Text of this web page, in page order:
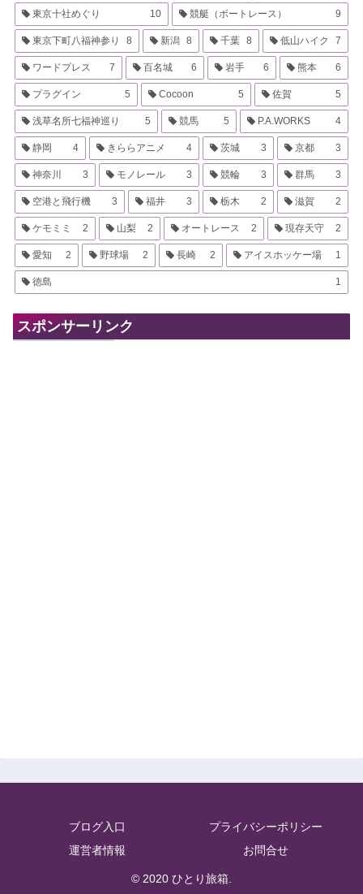
東京十社めぐり 10 競艇（ボートレース） 9
東京下町八福神参り 8 新潟 8 千葉 8 低山ハイク 7
ワードプレス 7 百名城 6 岩手 6 熊本 6
プラグイン 5 Cocoon 5 佐賀 5
浅草名所七福神巡り 5 競馬 5 P.A.WORKS 4
静岡 4 きららアニメ 4 茨城 3 京都 3
神奈川 3 モノレール 3 競輪 3 群馬 3
空港と飛行機 3 福井 3 栃木 2 滋賀 2
ケモミミ 2 山梨 2 オートレース 2 現存天守 2
愛知 2 野球場 2 長崎 2 アイスホッケー場 1
徳島 1
スポンサーリンク
ブログ入口
プライバシーポリシー
運営者情報
お問合せ
© 2020 ひとり旅箱.